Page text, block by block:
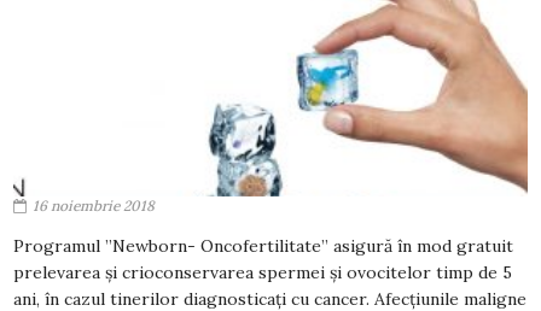
16 noiembrie 2018
Programul ”Newborn- Oncofertilitate” asigură în mod gratuit
prelevarea și crioconservarea spermei și ovocitelor timp de 5
ani, în cazul tinerilor diagnosticați cu cancer. Afecțiunile maligne